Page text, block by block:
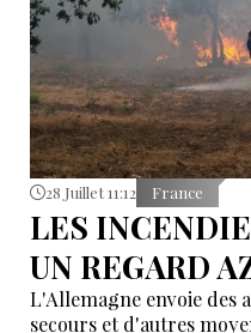
28 Juillet 11:12 France
LES
UN REGARD
L'Allemagne envoie des
secours et d'autres